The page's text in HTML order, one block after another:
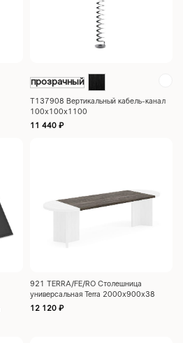
прозрачный
Т137908 Вертикальный кабель-канал
100x100x1100
11 440 ₽
921 TERRA/FE/RO Столешница
универсальная Terra 2000x900x38
12 120 ₽